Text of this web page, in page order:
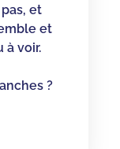
et
et
à voir.
?